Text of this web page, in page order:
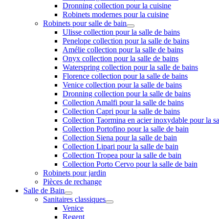
Dronning collection pour la cuisine
Robinets modernes pour la cuisine
Robinets pour salle de bain
Ulisse collection pour la salle de bains
Penelope collection pour la salle de bains
Amélie collection pour la salle de bains
Onyx collection pour la salle de bains
Waterspring collection pour la salle de bains
Florence collection pour la salle de bains
Venice collection pour la salle de bains
Dronning collection pour la salle de bains
Collection Amalfi pour la salle de bains
Collection Capri pour la salle de bains
Collection Taormina en acier inoxydable pour la
Collection Portofino pour la salle de bain
Collection Siena pour la salle de bain
Collection Lipari pour la salle de bain
Collection Tropea pour la salle de bain
Collection Porto Cervo pour la salle de bain
Robinets pour jardin
Pièces de rechange
Salle de Bain
Sanitaires classiques
Venice
Regent